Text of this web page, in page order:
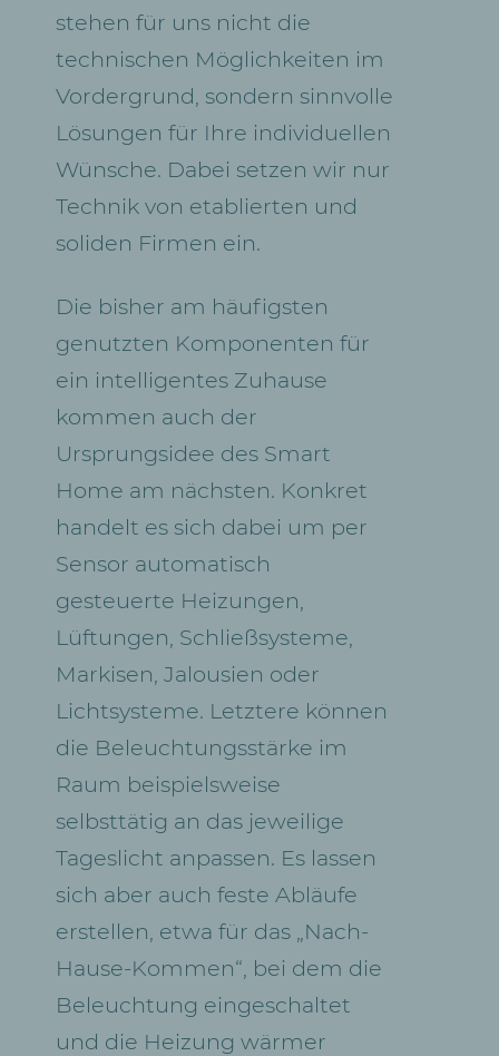
stehen für uns nicht die
technischen Möglichkeiten im
Vordergrund, sondern sinnvolle
Lösungen für Ihre individuellen
Wünsche. Dabei setzen wir nur
Technik von etablierten und
soliden Firmen ein.
Die bisher am häufigsten
genutzten Komponenten für
ein intelligentes Zuhause
kommen auch der
Ursprungsidee des Smart
Home am nächsten. Konkret
handelt es sich dabei um per
Sensor automatisch
gesteuerte Heizungen,
Lüftungen, Schließsysteme,
Markisen, Jalousien oder
Lichtsysteme. Letztere können
die Beleuchtungsstärke im
Raum beispielsweise
selbsttätig an das jeweilige
Tageslicht anpassen. Es lassen
sich aber auch feste Abläufe
erstellen, etwa für das „Nach-
Hause-Kommen“, bei dem die
Beleuchtung eingeschaltet
und die Heizung wärmer